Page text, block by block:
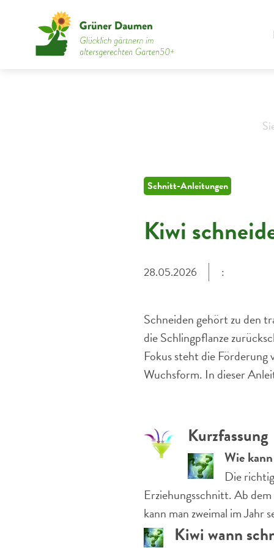
Schnitt-Anleitungen
Kiwi
28.05.2026 :
Schneiden gehört zu den
die Schlingpflanze
Fokus steht die
Wuchsform. In dieser
Kurzfassung
Wie
Die
Erziehungsschnitt. Ab
kann man zweimal im Jahr
Kiwi wann